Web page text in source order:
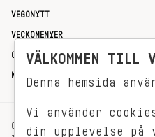
VEGONYTT
VECKOMENYER
OM OSS
KONTAKT
OXENSTIERNSGATAN 33
VÄLKOMMEN TILL
Denna hemsida
Vi använder
din upplevelse på